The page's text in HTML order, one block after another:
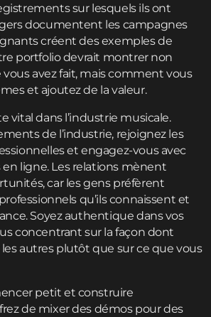
sur lesquels ils ont
documentent les campagnes
créent des exemples de
portfolio devrait montrer non
avez fait, mais comment vous
et ajoutez de la valeur.
vital dans l’industrie musicale.
de l’industrie, rejoignez les
et engagez-vous avec
ligne. Les relations mènent
car les gens préfèrent
qu’ils connaissent et
Soyez authentique dans vos
concentrant sur la façon dont
autres plutôt que sur ce que vous
petit et construire
de mixer des démos pour des